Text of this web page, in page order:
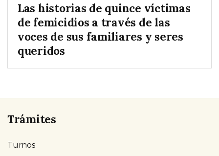
Las historias de quince víctimas
de femicidios a través de las
voces de sus familiares y seres
queridos
Trámites
Turnos